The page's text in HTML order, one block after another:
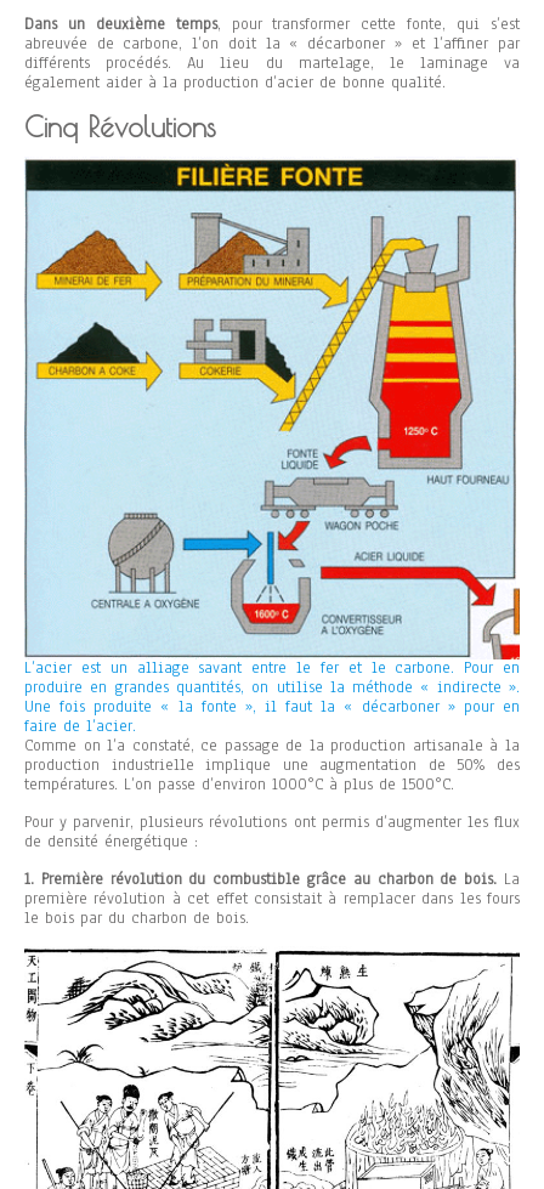
Dans un deuxième temps, pour transformer cette fonte, qui s’est
abreuvée de carbone, l’on doit la « décarboner » et l’affiner par
différents procédés. Au lieu du martelage, le laminage va
également aider à la production d’acier de bonne qualité.
Cinq Révolutions
L’acier est un alliage savant entre le fer et le carbone. Pour en
produire en grandes quantités, on utilise la méthode « indirecte ».
Une fois produite « la fonte », il faut la « décarboner » pour en
faire de l’acier.
Comme on l’a constaté, ce passage de la production artisanale à la
production industrielle implique une augmentation de 50% des
températures. L’on passe d’environ 1000°C à plus de 1500°C.
Pour y parvenir, plusieurs révolutions ont permis d’augmenter les flux
de densité énergétique :
1. Première révolution du combustible grâce au charbon de bois. La
première révolution à cet effet consistait à remplacer dans les fours
le bois par du charbon de bois.